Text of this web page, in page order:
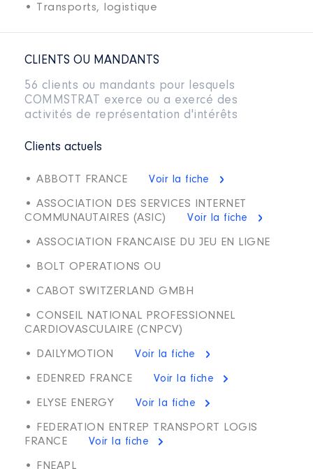
• Transports, logistique
CLIENTS OU MANDANTS
56 clients ou mandants pour lesquels
COMMSTRAT exerce ou a exercé des
activités de représentation d'intérêts
Clients actuels
• ABBOTT FRANCE Voir la fiche
• ASSOCIATION DES SERVICES INTERNET
COMMUNAUTAIRES (ASIC)
Voir la fiche
• ASSOCIATION FRANCAISE DU JEU EN LIGNE
• BOLT OPERATIONS OU
• CABOT SWITZERLAND GMBH
• CONSEIL NATIONAL PROFESSIONNEL
CARDIOVASCULAIRE (CNPCV)
• DAILYMOTION Voir la fiche
• EDENRED FRANCE Voir la fiche
• ELYSE ENERGY Voir la fiche
• FEDERATION ENTREP TRANSPORT LOGIS
FRANCE
Voir la fiche
• FNEAPL